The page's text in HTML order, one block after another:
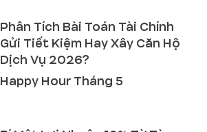
Phân Tích Bài Toán Tài Chính
Gửi Tiết Kiệm Hay Xây Căn Hộ
Dịch Vụ 2026?
Happy Hour Tháng 5